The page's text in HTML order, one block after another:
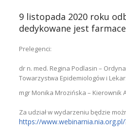
9 listopada 2020 roku
dedykowane jest
Prelegenci:
dr n. med. Regina Podlasin –
Towarzystwa Epidemiologów i
mgr Monika Mrozińska – Kierownik
Za udział w wydarzeniu będzie
https://www.webinarnia.nia.org.pl/